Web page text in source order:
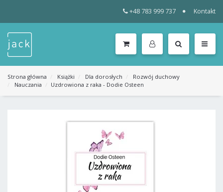
+48 783 999 737 Kontakt
KATEGORIE
MENU
Strona główna Książki Dla dorosłych
Rozwój duchowy
Nauczania
Uzdrowiona z raka - Dodie Osteen